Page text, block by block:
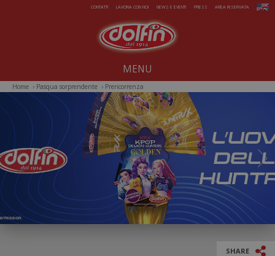
Salta al contenuto principaleCONTATTI LAVORA CON NOI NEWS E EVENTI PRESS AREA RISERVATA
Noi dal 1914
Dolcezze per tutto l'anno
Estate da gelare
Magie di Natale
Pasqua sorprendente
Iniziative Speciali
MENU
Home › Pasqua sorprendente › Prericorrenza
SHARE